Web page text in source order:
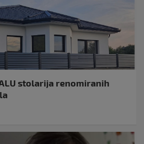
stolarija renomiranih